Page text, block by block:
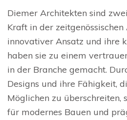
Diemer Architekten sind
Kraft in der
innovativer Ansatz und ihre
haben sie zu einem
in der Branche gemacht.
Designs und ihre Fähigkeit,
Möglichen zu überschreiten,
für modernes Bauen und